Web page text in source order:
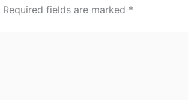
Required fields are marked *